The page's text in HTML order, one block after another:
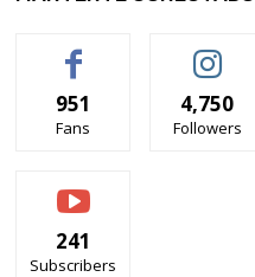
951
Fans
4,750
Followers
241
Subscribers